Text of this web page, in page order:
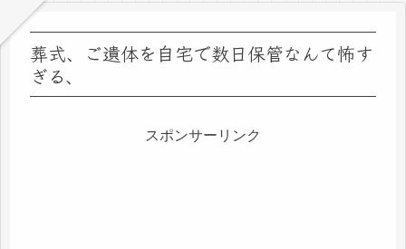
葬式、ご遺体を自宅で数日保管なんて怖す
ぎる、
スポンサーリンク